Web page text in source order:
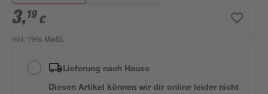
3,19 €
inkl. 19% MwSt.
Lieferung nach Hause
Diesen Artikel können wir dir online leider nicht